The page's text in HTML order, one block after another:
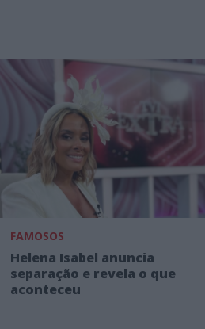
FAMOSOS
Helena Isabel anuncia
separação e revela o que
aconteceu